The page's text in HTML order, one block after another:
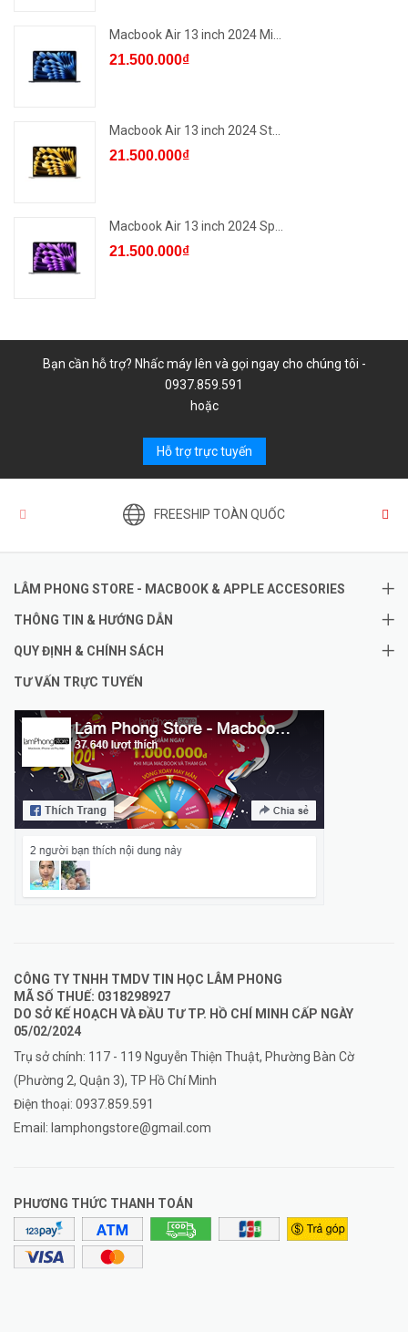
Macbook Air 13 inch 2024 Mi...
21.500.000₫
Macbook Air 13 inch 2024 St...
21.500.000₫
Macbook Air 13 inch 2024 Sp...
21.500.000₫
Bạn cần hỗ trợ? Nhấc máy lên và gọi ngay cho chúng tôi -
0937.859.591
hoặc
Hỗ trợ trực tuyến
FREESHIP TOÀN QUỐC
LÂM PHONG STORE - MACBOOK & APPLE ACCESORIES
THÔNG TIN & HƯỚNG DẪN
QUY ĐỊNH & CHÍNH SÁCH
TƯ VẤN TRỰC TUYẾN
CÔNG TY TNHH TMDV TIN HỌC LÂM PHONG
MÃ SỐ THUẾ: 0318298927
DO SỞ KẾ HOẠCH VÀ ĐẦU TƯ TP. HỒ CHÍ MINH CẤP NGÀY
05/02/2024
Trụ sở chính: 117 - 119 Nguyễn Thiện Thuật, Phường Bàn Cờ
(Phường 2, Quận 3), TP Hồ Chí Minh
Điện thoại: 0937.859.591
Email: lamphongstore@gmail.com
PHƯƠNG THỨC THANH TOÁN